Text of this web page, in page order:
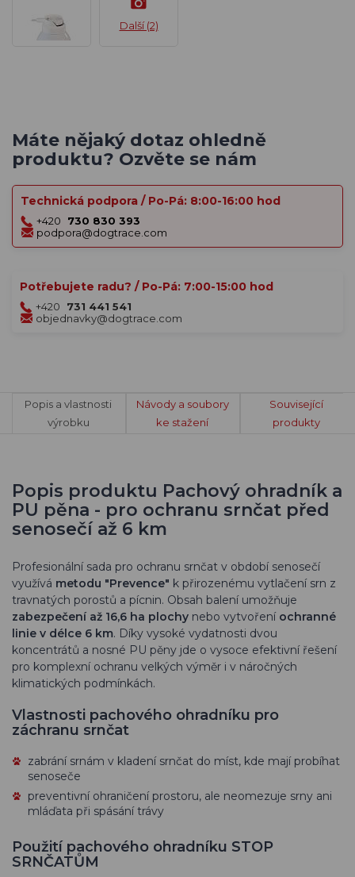
Další (2)
Máte nějaký dotaz ohledně
produktu? Ozvěte se nám
Technická podpora / Po-Pá: 8:00-16:00 hod
+420
730 830 393
podpora@dogtrace.com
Potřebujete radu? / Po-Pá: 7:00-15:00 hod
+420
731 441 541
objednavky@dogtrace.com
Popis a vlastnosti
výrobku
Návody a soubory
ke stažení
Související
produkty
Popis produktu Pachový ohradník a
PU pěna - pro ochranu srnčat před
senosečí až 6 km
Profesionální sada pro ochranu srnčat v období senosečí
využívá metodu "Prevence" k přirozenému vytlačení srn z
travnatých porostů a pícnin. Obsah balení umožňuje
zabezpečení až 16,6 ha plochy nebo vytvoření ochranné
linie v délce 6 km. Díky vysoké vydatnosti dvou
koncentrátů a nosné PU pěny jde o vysoce efektivní řešení
pro komplexní ochranu velkých výměr i v náročných
klimatických podmínkách.
Vlastnosti pachového ohradníku pro
záchranu srnčat
zabrání srnám v kladení srnčat do míst, kde mají probíhat
senoseče
preventivní ohraničení prostoru, ale neomezuje srny ani
mláďata při spásání trávy
Použití pachového ohradníku STOP
SRNČATŮM